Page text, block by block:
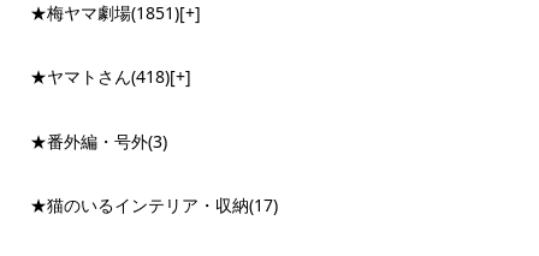
★梅ヤマ劇場(1851)[+]
★ヤマトさん(418)[+]
★番外編・号外(3)
★猫のいるインテリア・収納(17)